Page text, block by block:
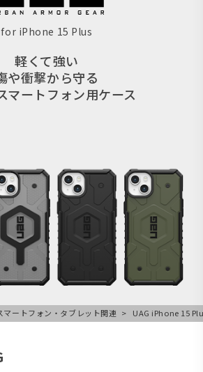
for iPhone 15 Plus
軽くて強い
や衝撃から守る
マートフォン用ケース
マートフォン・タブレット関連 UAG iPhone 15